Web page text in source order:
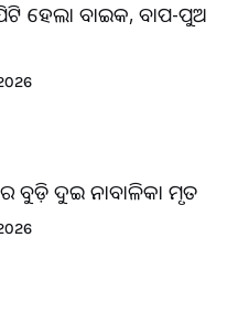
ହେଲା ବାଇକ, ବାପ-ପୁଅ
ବୁଡ଼ି ଦୁଇ ନାବାଳିକା ମୃତ